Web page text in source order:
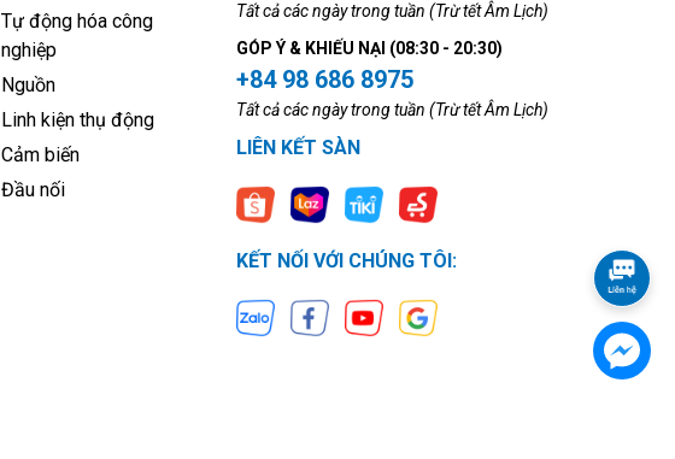
Tự động hóa công
nghiệp
Nguồn
Linh kiện thụ động
Cảm biến
Đầu nối
Tất cả các ngày trong tuần (Trừ tết Âm Lịch)
GÓP Ý & KHIẾU NẠI (08:30 - 20:30)
+84 98 686 8975
Tất cả các ngày trong tuần (Trừ tết Âm Lịch)
LIÊN KẾT SÀN
KẾT NỐI VỚI CHÚNG TÔI: